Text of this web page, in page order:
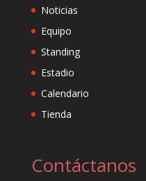
Noticias
Equipo
Standing
Estadio
Calendario
Tienda
Contáctanos